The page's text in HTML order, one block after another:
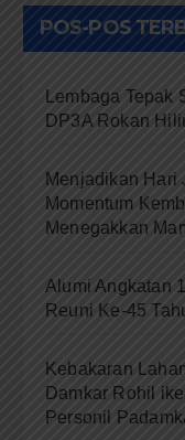
POS-POS
Lembaga
DP3A Rokan
Menjadikan Hari
Momentum
Menegakkan
Alumi Angkatan
Reuni Ke-45
Kebakaran
Damkar Rohil
Personil